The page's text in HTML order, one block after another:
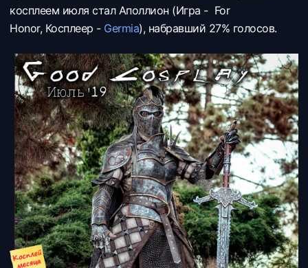
косплеем июля стал Аполлион (Игра - For
Honor, Косплеер - Germia), набравший 27% голосов.